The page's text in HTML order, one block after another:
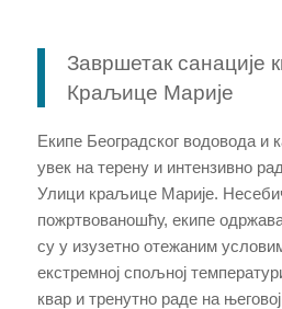
Завршетак санације
Краљице Марије
Екипе Београдског водовода и
увек на терену и интензивно
Улици краљице Марије.
пожртвованошћу, екипе
су у изузетно отежаним
екстремној спољној
квар и тренутно раде на